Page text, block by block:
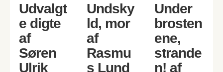
Udvalgt
e digte
af
Søren
Ulrik
Undsky
ld, mor
af
Rasmu
s Lund
Under
brosten
ene,
strande
n! af